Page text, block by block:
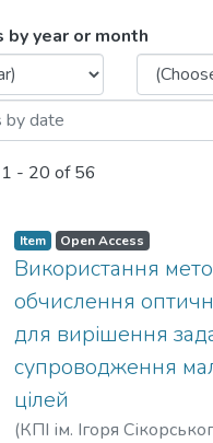
year or month
1 - 20 of 56
Item Open Access
Використання
обчислення
для вирішення
супроводження
цілей
(КПІ ім. Ігоря